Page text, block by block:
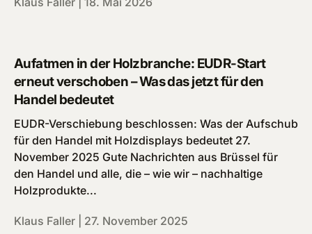
Aufatmen in der Holzbranche: EUDR-Start
erneut verschoben – Was das jetzt für den
Handel bedeutet
EUDR-Verschiebung beschlossen: Was der Aufschub
für den Handel mit Holzdisplays bedeutet 27.
November 2025 Gute Nachrichten aus Brüssel für
den Handel und alle, die – wie wir – nachhaltige
Holzprodukte...
Klaus Faller | 27. November 2025